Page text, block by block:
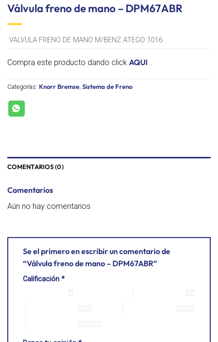
Válvula freno de mano – DPM67ABR
VALVULA FRENO DE MANO M/BENZ ATEGO 1016
Compra este producto dando click AQUI
Categorías: Knorr Bremse Sistema de Freno
COMENTARIOS (0)
Comentarios
Aún no hay comentarios
Se el primero en escribir un comentario de
“Válvula freno de mano – DPM67ABR”
Calificación *